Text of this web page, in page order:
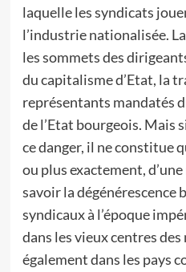
laquelle les syndicats
l’industrie nationalisée.
les sommets des
du capitalisme d’Etat, la
représentants mandatés
de l’Etat bourgeois. Mais
ce danger, il ne constitue
ou plus exactement,
savoir la dégénérescence
syndicaux à l’époque
dans les vieux centres
également dans les pays